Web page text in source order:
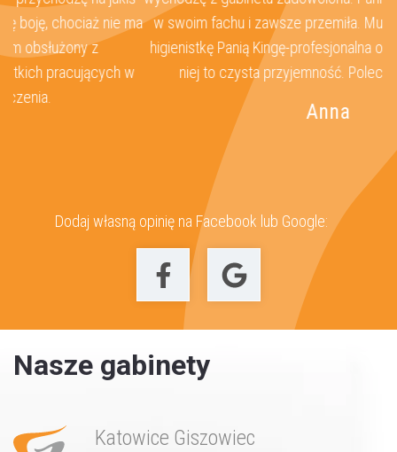
w swoim fachu i zawsze przemiła. Muszę polecić również
higienistkę Panią Kingę-profesjonalna obsługa,higienizacja u
niej to czysta przyjemność. Polecam serdecznie.
Dodaj własną opinię na Facebook lub Google:
Nasze gabinety
Katowice Giszowiec
Umów wizytę